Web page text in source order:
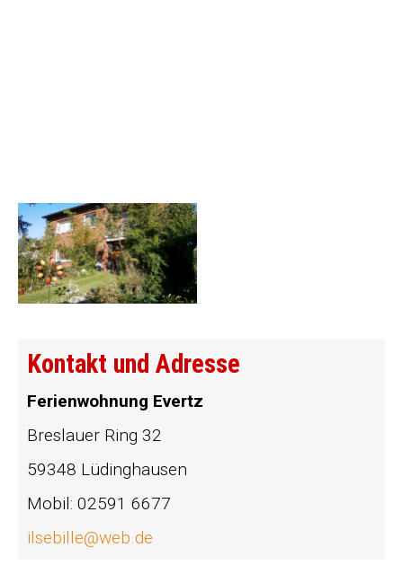
Kontakt und Adresse
Ferienwohnung Evertz
Breslauer Ring 32
59348 Lüdinghausen
Mobil: 02591 6677
ilsebille@web.de